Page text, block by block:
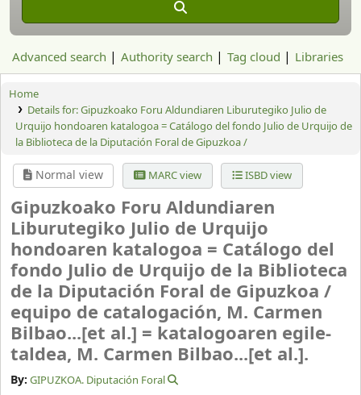
Advanced search Authority search Tag cloud Libraries
Home
Details for:Gipuzkoako Foru Aldundiaren Liburutegiko Julio de
Urquijo hondoaren katalogoa = Catálogo del fondo Julio de Urquijo de
la Biblioteca de la Diputación Foral de Gipuzkoa /
Normal view MARC view ISBD view
Gipuzkoako Foru Aldundiaren
Liburutegiko Julio de Urquijo
hondoaren katalogoa = Catálogo del
fondo Julio de Urquijo de la Biblioteca
de la Diputación Foral de Gipuzkoa /
equipo de catalogación, M. Carmen
Bilbao...[et al.] = katalogoaren egile-
taldea, M. Carmen Bilbao...[et al.].
By: GIPUZKOA. Diputación Foral